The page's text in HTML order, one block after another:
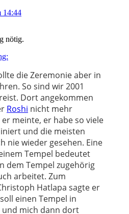
14:44
nötig.
die Zeremonie aber in
So sind wir 2001
Dort angekommen
Roshi nicht mehr
meinte, er habe so viele
und die meisten
nie wieder gesehen. Eine
Tempel bedeutet
dem Tempel zugehörig
arbeitet. Zum
Hatlapa sagte er
einen Tempel in
und mich dann dort